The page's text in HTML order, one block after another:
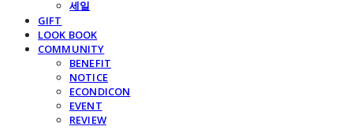
세일
GIFT
LOOK BOOK
COMMUNITY
BENEFIT
NOTICE
ECONDICON
EVENT
REVIEW